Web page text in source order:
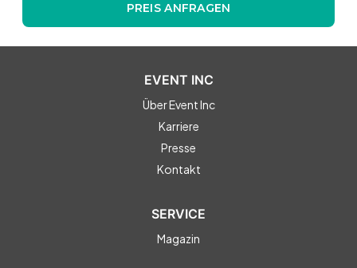
PREIS ANFRAGEN
EVENT INC
Über Event Inc
Karriere
Presse
Kontakt
SERVICE
Magazin